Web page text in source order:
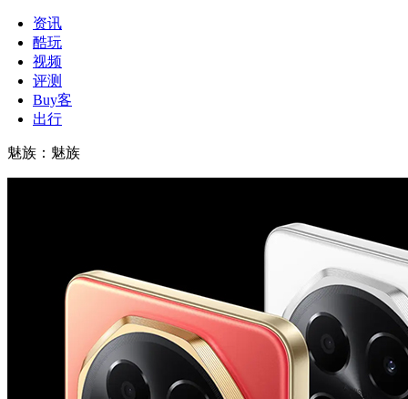
资讯
酷玩
视频
评测
Buy客
出行
魅族 ： 魅族